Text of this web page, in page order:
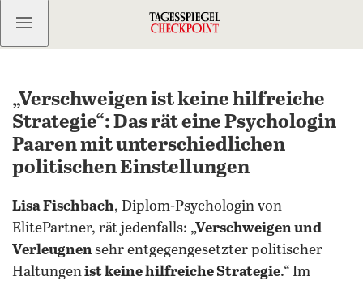
Kostenlos anmelden
„Verschweigen ist keine hilfreiche
Strategie“: Das rät eine Psychologin
Paaren mit unterschiedlichen
politischen Einstellungen
Lisa Fischbach, Diplom-Psychologin von
ElitePartner, rät jedenfalls: „Verschweigen und
Verleugnensehr entgegengesetzter politischer
Haltungenist keine hilfreiche Strategie.“ Im